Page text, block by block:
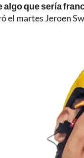
que sería
el martes Jeroen